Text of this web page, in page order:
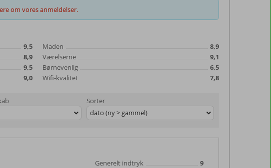
om vores anmeldelser.
9,5
8,9
9,5
9,0
Maden
8,9
Værelserne
9,1
Børnevenlig
6,5
Wifi-kvalitet
7,8
Sorter
dato (ny > gammel)
Generelt indtryk
9